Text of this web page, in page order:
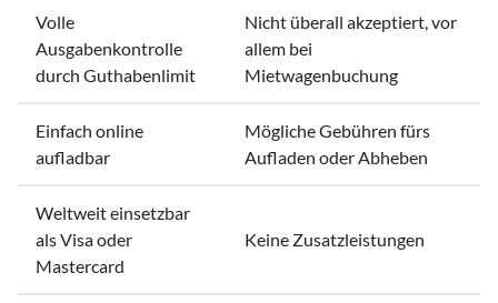
Volle
Ausgabenkontrolle
durch Guthabenlimit
Nicht überall akzeptiert, vor
allem bei
Mietwagenbuchung
Einfach online
aufladbar
Mögliche Gebühren fürs
Aufladen oder Abheben
Weltweit einsetzbar
als Visa oder
Mastercard
Keine Zusatzleistungen